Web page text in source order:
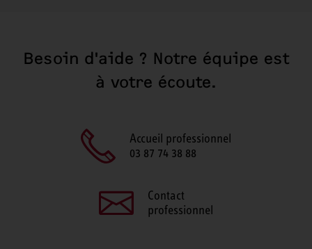
Besoin d'aide ? Notre équipe est
à votre écoute.
Accueil professionnel
03 87 74 38 88
Contact
professionnel